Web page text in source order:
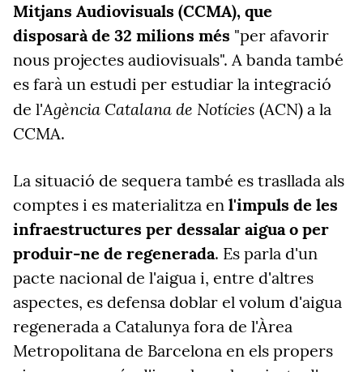
Mitjans Audiovisuals (CCMA), que
disposarà de 32 milions més "per afavorir
nous projectes audiovisuals". A banda també
es farà un estudi per estudiar la integració
de l'Agència Catalana de Notícies (ACN) a la
CCMA.
La situació de sequera també es trasllada als
comptes i es materialitza en l'impuls de les
infraestructures per dessalar aigua o per
produir-ne de regenerada. Es parla d'un
pacte nacional de l'aigua i, entre d'altres
aspectes, es defensa doblar el volum d'aigua
regenerada a Catalunya fora de l'Àrea
Metropolitana de Barcelona en els propers